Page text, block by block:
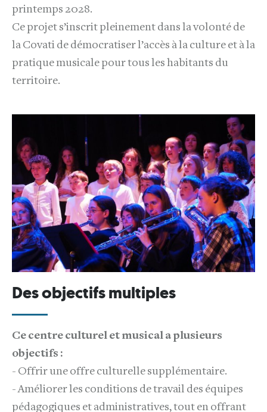
printemps 2028.
Ce projet s’inscrit pleinement dans la volonté de
la Covati de démocratiser l’accès à la culture et à la
pratique musicale pour tous les habitants du
territoire.
Des objectifs multiples
Ce centre culturel et musical a plusieurs
objectifs :
- Offrir une offre culturelle supplémentaire.
- Améliorer les conditions de travail des équipes
pédagogiques et administratives, tout en offrant